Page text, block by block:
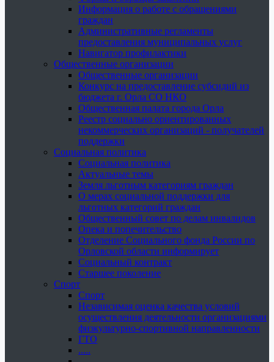
Информация о работе с обращениями
граждан
Административные регламенты
предоставления муниципальных услуг
Навигатор профилактики
Общественные организации
Общественные организации
Конкурс на предоставление субсидий из
бюджета г. Орла СО НКО
Общественная палата города Орла
Реестр социально ориентированных
некоммерческих организаций - получателей
поддержки
Социальная политика
Социальная политика
Актуальные темы
Земля льготным категориям граждан
О мерах социальной поддержки для
льготных категорий граждан
Общественный совет по делам инвалидов
Опека и попечительство
Отделение Социального фонда России по
Орловской области информирует
Социальный контракт
Старшее поколение
Спорт
Спорт
Независимая оценка качества условий
осуществления деятельности организациями
физкультурно-спортивной направленности
ГТО
.....